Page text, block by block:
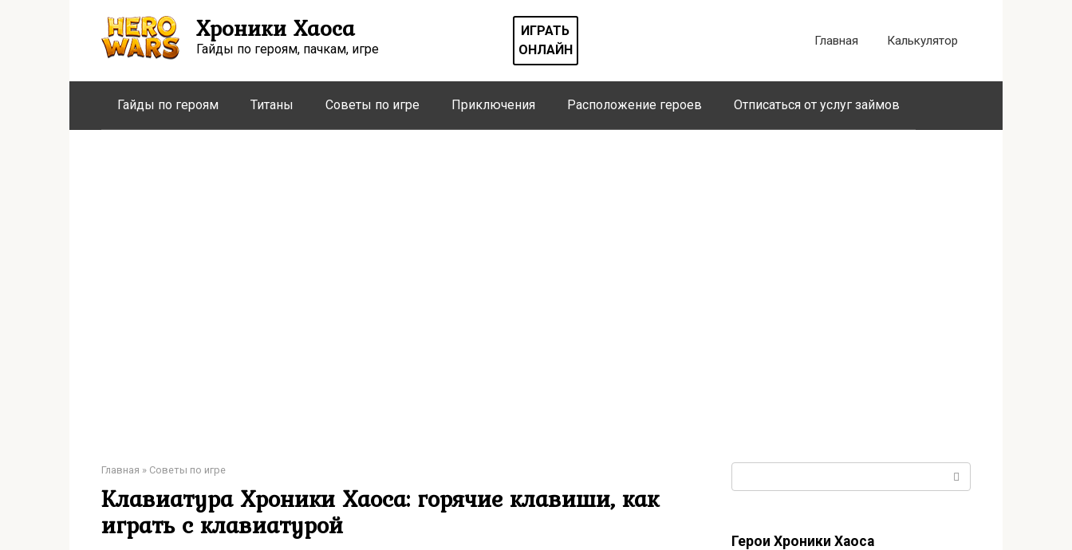
Хроники Хаоса
Гайды по героям, пачкам, игре
ИГРАТЬ
ОНЛАЙН
Главная Калькулятор
Гайды по героям Титаны Советы по игре Приключения Расположение героев Отписаться от услуг займов
Главная » Советы по игре
Клавиатура Хроники Хаоса: горячие клавиши, как
играть с клавиатурой Герои Хроники Хаоса